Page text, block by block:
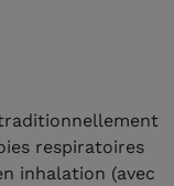
traditionnellement
respiratoires
inhalation (avec